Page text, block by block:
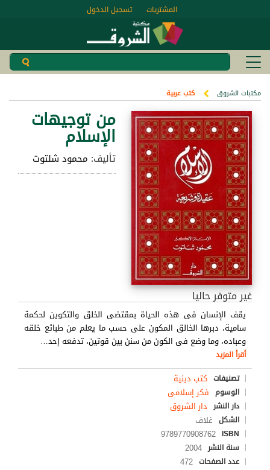
تسجيل الدخول المشتريات
مكتبات الشروق كتب عربية
من توجيهات
الإسلام
تأليف: محمود شلتوت
غير متوفر حاليا
يقف الإنسان فى هذه الحياة بمقتضى الخلق والتكوين لحكمة
سامية، دبرها الخالق المكون على حسب ما يعلم من طبائع خلقه
وعباده، وما وضع فى الكون من سنن بين قوتين، تدفعه إحد…
أقرأ المزيد
تصنيفات كتب دينية
الوسوم فكر إسلامى
دار النشر دار الشروق
الشكل غلاف
ISBN
9789770908762
سنة النشر 2004
عدد الصفحات 472